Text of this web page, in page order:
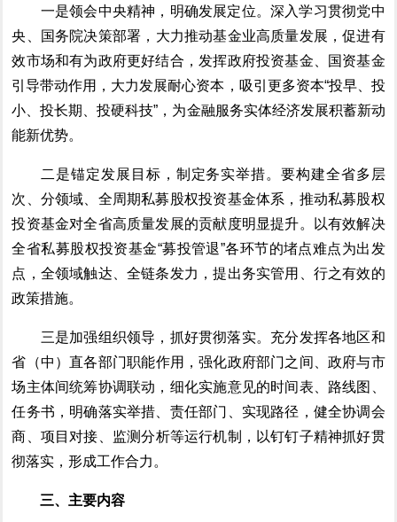
一是领会中央精神，明确发展定位。深入学习贯彻党中
央、
国务院决策部署 ， 大力推动基金业高质量发展，促进有
效市场和有为政府更好结合，发挥政府投资基金、国资基金
引导带动作用，大力发展耐心资本， 吸引更多资本“投早、投
小、投长期、投硬科技”，为金融服务实体经济发展积蓄新动
能新优势。
二是锚定发展目标，制定务实举措。要构建全省多层
次 、分领域、全周期私募 股权投资基金体系， 推动私募股权
投资基金对全省高质量发展的贡献度明显提升。以有效解决
全省私募股权投资基金“募投管退”各环节的堵点难点为出发
点，全领域触达、全链条发力，提出务实管用、行之有效的
政策措施。
三是加强组织领导，抓好贯彻落实。充分发挥各地区和
省（中）直各部门职能作用，强化政府部门之间、政府与市
场主体间统筹协调联动， 细化实施意见的时间表、路线图、
任务书，明确落实举措、责任部门、实现路径， 健全协调会
商、 项目对接 、监测分析等运行机制，以钉钉子精神抓好贯
彻落实，形成工作合力。
三、主要内容